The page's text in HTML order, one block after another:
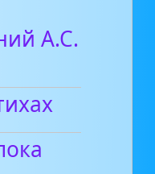
А.С.